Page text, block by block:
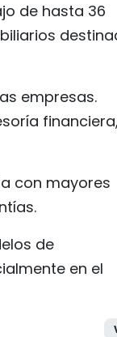
de hasta 36
empresas.
financiera,
con mayores
de
en el